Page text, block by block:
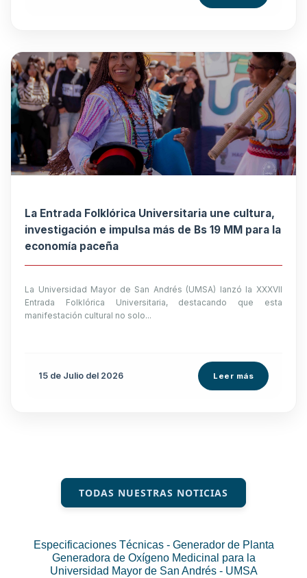
La Entrada Folklórica Universitaria une cultura,
investigación e impulsa más de Bs 19 MM para la
economía paceña
La Universidad Mayor de San Andrés (UMSA) lanzó la XXXVII
Entrada Folklórica Universitaria, destacando que esta
manifestación cultural no solo...
15 de Julio del 2026 Leer más
TODAS NUESTRAS NOTICIAS
Especificaciones Técnicas - Generador de Planta
Generadora de Oxígeno Medicinal para la
Universidad Mayor de San Andrés - UMSA